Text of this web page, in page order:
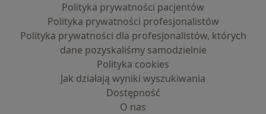
Polityka prywatności pacjentów
Polityka prywatności profesjonalistów
Polityka prywatności dla profesjonalistów, których
dane pozyskaliśmy samodzielnie
Polityka cookies
Jak działają wyniki wyszukiwania
Dostępność
O nas